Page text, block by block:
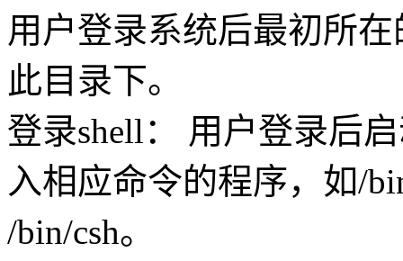
用户登录系统后最初所
此目录下。
登录shell： 用户登录后
入相应命令的程序，如/
/bin/csh。